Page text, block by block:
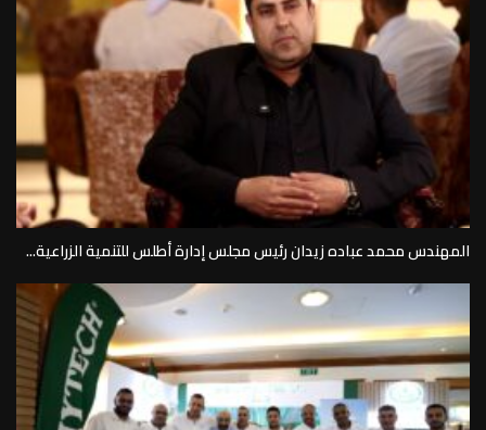
المهندس محمد عباده زيدان رئيس مجلس إدارة أطلس للتنمية الزراعية...